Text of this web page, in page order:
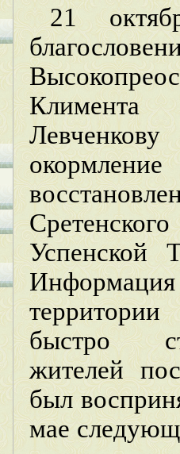
21
Успенской
быстро
жителей
был
мае